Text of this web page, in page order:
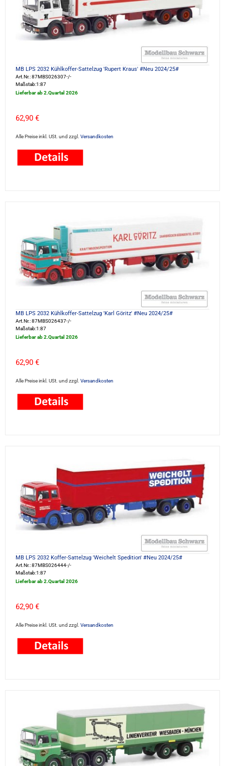
MB LPS 2032 Kühlkoffer-Sattelzug 'Rupert Kraus' #Neu 2024/25#
Art.Nr.: 87MBS026307-/-
Maßstab:1:87
Lieferbar ab 2.Quartal 2026
62,90 €
Alle Preise inkl. USt. und zzgl. Versandkosten
MB LPS 2032 Kühlkoffer-Sattelzug 'Karl Göritz' #Neu 2024/25#
Art.Nr.: 87MBS026437-/-
Maßstab:1:87
Lieferbar ab 2.Quartal 2026
62,90 €
Alle Preise inkl. USt. und zzgl. Versandkosten
MB LPS 2032 Koffer-Sattelzug 'Weichelt Spedition' #Neu 2024/25#
Art.Nr.: 87MBS026444-/-
Maßstab:1:87
Lieferbar ab 2.Quartal 2026
62,90 €
Alle Preise inkl. USt. und zzgl. Versandkosten